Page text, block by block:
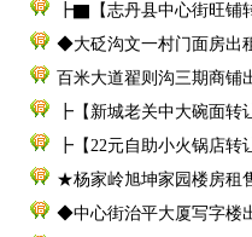
┣▇【志丹县中心街旺铺
◆大砭沟文一村门面房出
百米大道翟则沟三期商铺
┣【新城老关中大碗面转
┣【22元自助小火锅店转
★杨家岭旭坤家园楼房租
◆中心街治平大厦写字楼